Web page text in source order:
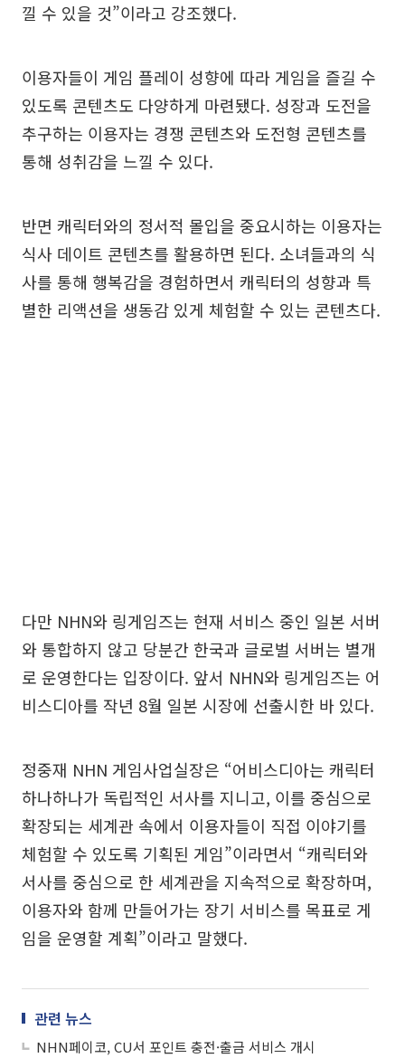
낄 수 있을 것”이라고 강조했다.
이용자들이 게임 플레이 성향에 따라 게임을 즐길 수
있도록 콘텐츠도 다양하게 마련됐다. 성장과 도전을
추구하는 이용자는 경쟁 콘텐츠와 도전형 콘텐츠를
통해 성취감을 느낄 수 있다.
반면 캐릭터와의 정서적 몰입을 중요시하는 이용자는
식사 데이트 콘텐츠를 활용하면 된다. 소녀들과의 식
사를 통해 행복감을 경험하면서 캐릭터의 성향과 특
별한 리액션을 생동감 있게 체험할 수 있는 콘텐츠다.
다만 NHN와 링게임즈는 현재 서비스 중인 일본 서버
와 통합하지 않고 당분간 한국과 글로벌 서버는 별개
로 운영한다는 입장이다. 앞서 NHN와 링게임즈는 어
비스디아를 작년 8월 일본 시장에 선출시한 바 있다.
정중재 NHN 게임사업실장은 “어비스디아는 캐릭터
하나하나가 독립적인 서사를 지니고, 이를 중심으로
확장되는 세계관 속에서 이용자들이 직접 이야기를
체험할 수 있도록 기획된 게임”이라면서 “캐릭터와
서사를 중심으로 한 세계관을 지속적으로 확장하며,
이용자와 함께 만들어가는 장기 서비스를 목표로 게
임을 운영할 계획”이라고 말했다.
관련 뉴스
NHN페이코, CU서 포인트 충전·출금 서비스 개시